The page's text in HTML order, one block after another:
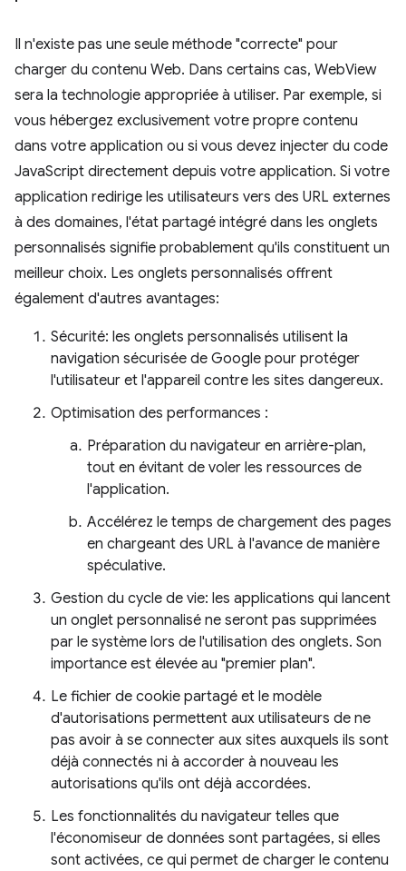
Il n'existe pas une seule méthode "correcte" pour
charger du contenu Web. Dans certains cas, WebView
sera la technologie appropriée à utiliser. Par exemple, si
vous hébergez exclusivement votre propre contenu
dans votre application ou si vous devez injecter du code
JavaScript directement depuis votre application. Si votre
application redirige les utilisateurs vers des URL externes
à des domaines, l'état partagé intégré dans les onglets
personnalisés signifie probablement qu'ils constituent un
meilleur choix. Les onglets personnalisés offrent
également d'autres avantages:
Sécurité: les onglets personnalisés utilisent la
navigation sécurisée de Google pour protéger
l'utilisateur et l'appareil contre les sites dangereux.
Optimisation des performances :
Préparation du navigateur en arrière-plan,
tout en évitant de voler les ressources de
l'application.
Accélérez le temps de chargement des pages
en chargeant des URL à l'avance de manière
spéculative.
Gestion du cycle de vie: les applications qui lancent
un onglet personnalisé ne seront pas supprimées
par le système lors de l'utilisation des onglets. Son
importance est élevée au "premier plan".
Le fichier de cookie partagé et le modèle
d'autorisations permettent aux utilisateurs de ne
pas avoir à se connecter aux sites auxquels ils sont
déjà connectés ni à accorder à nouveau les
autorisations qu'ils ont déjà accordées.
Les fonctionnalités du navigateur telles que
l'économiseur de données sont partagées, si elles
sont activées, ce qui permet de charger le contenu